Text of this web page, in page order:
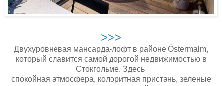
>>>
Двухуровневая мансарда-лофт в районе Östermalm,
который славится самой дорогой недвижимостью в
Стокгольме. Здесь
спокойная атмосфера, колоритная пристань, зеленые